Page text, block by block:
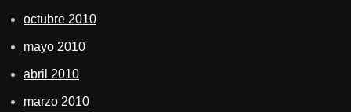
octubre 2010
mayo 2010
abril 2010
marzo 2010